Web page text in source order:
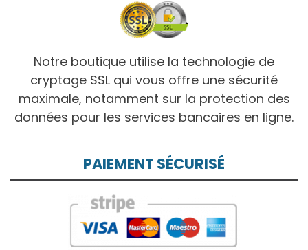
Notre boutique utilise la technologie de
cryptage SSL qui vous offre une sécurité
maximale, notamment sur la protection des
données pour les services bancaires en ligne.
PAIEMENT SÉCURISÉ